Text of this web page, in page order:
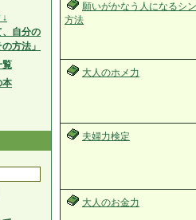
、自分の
方法」
覧
本
願いがかなう人になるシ
方法
大人のホメ力
夫婦力検定
大人のお金力